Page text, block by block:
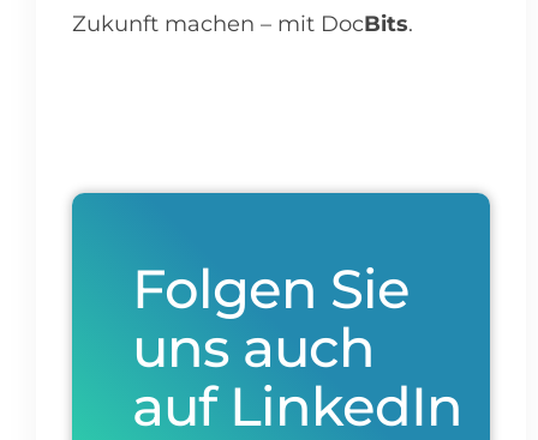
Zukunft machen – mit DocBits.
Folgen Sie
uns auch
auf LinkedIn​